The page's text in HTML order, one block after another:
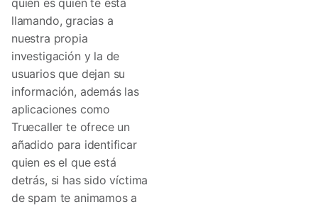
llamando, gracias a
nuestra propia
investigación y la de
usuarios que dejan su
información, además las
aplicaciones como
Truecaller te ofrece un
añadido para identificar
quien es el que está
detrás, si has sido víctima
de spam te animamos a